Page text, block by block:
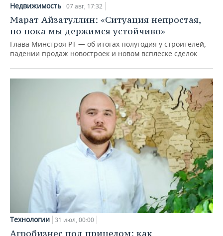
Недвижимость 07 авг, 17:32
Марат Айзатуллин: «Ситуация непростая,
но пока мы держимся устойчиво»
Глава Минстроя РТ — об итогах полугодия у строителей,
падении продаж новостроек и новом всплеске сделок
Технологии 31 июл, 00:00
Агробизнес под прицелом: как